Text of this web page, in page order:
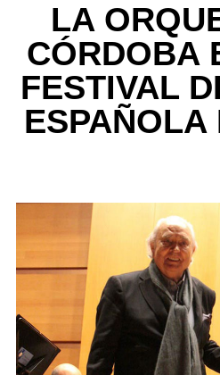
LA
CÓRDOBA
FESTIVAL
ESPAÑOLA